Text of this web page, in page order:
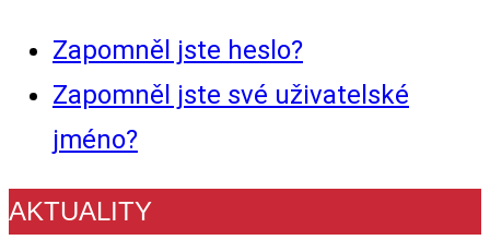
Zapomněl jste heslo?
Zapomněl jste své uživatelské
jméno?
AKTUALITY